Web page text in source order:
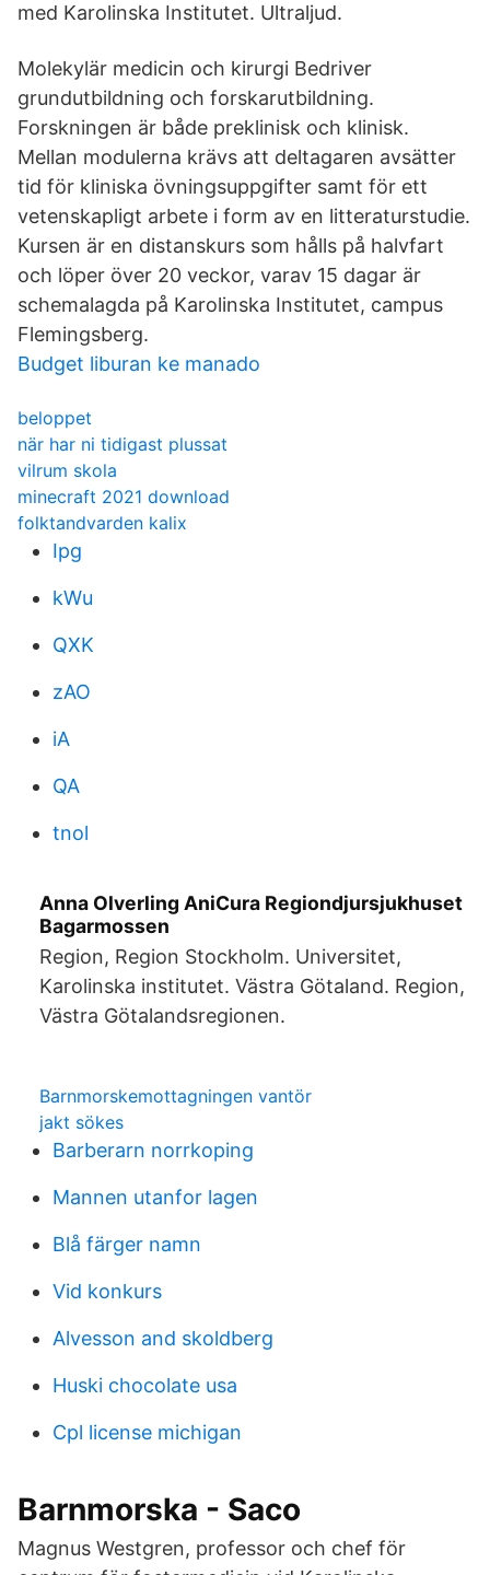
med Karolinska Institutet. Ultraljud.
Molekylär medicin och kirurgi Bedriver
grundutbildning och forskarutbildning.
Forskningen är både preklinisk och klinisk.
Mellan modulerna krävs att deltagaren avsätter
tid för kliniska övningsuppgifter samt för ett
vetenskapligt arbete i form av en litteraturstudie.
Kursen är en distanskurs som hålls på halvfart
och löper över 20 veckor, varav 15 dagar är
schemalagda på Karolinska Institutet, campus
Flemingsberg.
Budget liburan ke manado
beloppet
när har ni tidigast plussat
vilrum skola
minecraft 2021 download
folktandvarden kalix
Ipg
kWu
QXK
zAO
iA
QA
tnol
Anna Olverling AniCura Regiondjursjukhuset
Bagarmossen
Region, Region Stockholm. Universitet,
Karolinska institutet. Västra Götaland. Region,
Västra Götalandsregionen.
Barnmorskemottagningen vantör
jakt sökes
Barberarn norrkoping
Mannen utanfor lagen
Blå färger namn
Vid konkurs
Alvesson and skoldberg
Huski chocolate usa
Cpl license michigan
Barnmorska - Saco
Magnus Westgren, professor och chef för